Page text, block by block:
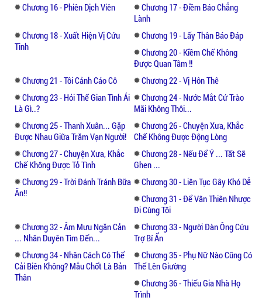
Mọi chuyện lại lần nữa bị dao động bởi sự
xuất hiện của một người.
Liệu người này sẽ tạo nên những tình tiết
như thế nào đối với cô và anh?
Chương 16 - Phiên Dịch Viên
Chương 17 - Điềm Báo Chẳng
Lành
Chương 18 - Xuất Hiện Vị Cứu
Tinh
Chương 19 - Lấy Thân Báo Đáp
Chương 20 - Kiềm Chế Không
Được Quan Tâm !!
Chương 21 - Tôi Cảnh Cáo Cô
Chương 22 - Vị Hôn Thê
Chương 23 - Hỏi Thế Gian Tình Ái
Là Gì..?
Chương 24 - Nước Mắt Cứ Trào
Mãi Không Thôi...
Chương 25 - Thanh Xuân... Gặp
Được Nhau Giữa Trăm Vạn Người!
Chương 26 - Chuyện Xưa, Khắc
Chế Không Được Động Lòng
Chương 27 - Chuyện Xưa, Khắc
Chế Không Được Tỏ Tình
Chương 28 - Nếu Để Ý ... Tất Sẽ
Ghen ...
Chương 29 - Trời Đánh Tránh Bữa
Ăn!!
Chương 30 - Liên Tục Gây Khó Dễ
Chương 31 - Để Vân Thiên Nhược
Đi Cùng Tôi
Chương 32 - Âm Mưu Ngăn Cản
... Nhân Duyên Tìm Đến...
Chương 33 - Người Đàn Ông Cứu
Trợ Bí Ẩn
Chương 34 - Nhân Cách Có Thể
Cải Biên Không? Mẫu Chốt Là Bản
Thân
Chương 35 - Phụ Nữ Nào Cũng Có
Thể Lên Giường
Chương 36 - Thiếu Gia Nhà Họ
Trình